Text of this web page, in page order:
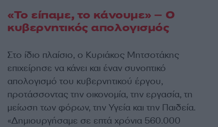
«Το είπαμε, το κάνουμε» – Ο
κυβερνητικός απολογισμός
Στο ίδιο πλαίσιο, ο Κυριάκος Μητσοτάκης
επιχείρησε να κάνει και έναν συνοπτικό
απολογισμό του κυβερνητικού έργου,
προτάσσοντας την οικονομία, την εργασία, τη
μείωση των φόρων, την Υγεία και την Παιδεία.
«Δημιουργήσαμε σε επτά χρόνια 560.000